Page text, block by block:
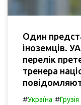
Один
іноземців.
перелік
тренера
#Україна #